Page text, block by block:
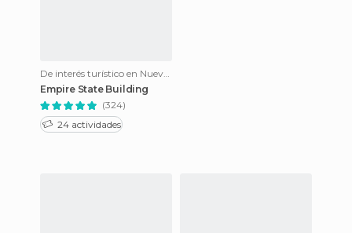
De interés turístico en Nueva York
Empire State Building
(324)
24 actividades